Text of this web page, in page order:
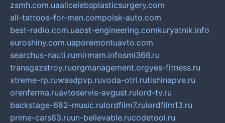
zsmh.com.uaallcelebsplasticsurgery.com
all-tattoos-for-men.compoisk-auto.com
best-radio.com.uaost-engineering.comkuryatnik.info
euroshiny.com.uaporemontuavto.com
searchus-nauti.rumirmam.infosmi366.ru
transgazstroy.ruorgmanagement.orgyes-fitness.ru
xtreme-rp.ruwasdpvp.ruvoda-otri.rutishinapve.ru
orenferma.ruavtoservis-avgust.rulord-tv.ru
backstage-682-music.rulordfilm7.rulordfilm13.ru
prime-cars63.ruun-believable.rucodetool.ru